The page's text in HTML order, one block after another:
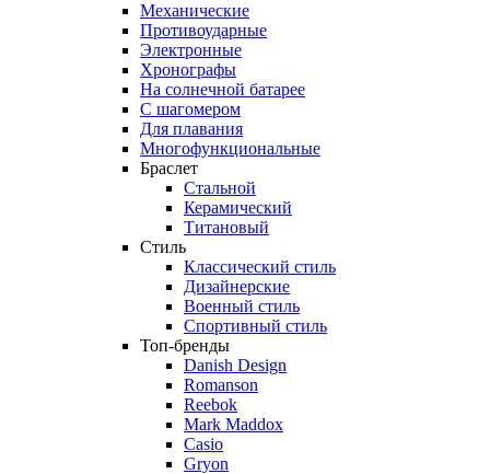
Механические
Противоударные
Электронные
Хронографы
На солнечной батарее
С шагомером
Для плавания
Многофункциональные
Браслет
Стальной
Керамический
Титановый
Стиль
Классический стиль
Дизайнерские
Военный стиль
Спортивный стиль
Топ-бренды
Danish Design
Romanson
Reebok
Mark Maddox
Casio
Gryon